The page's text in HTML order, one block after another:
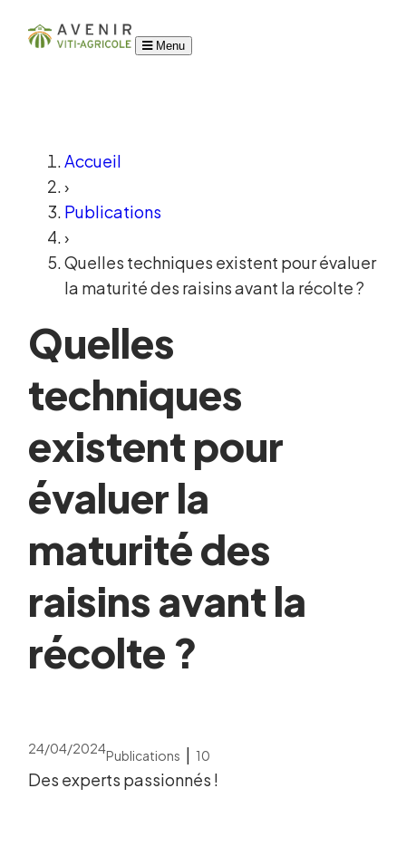
Menu
Accueil
›
Publications
›
Quelles techniques existent pour évaluer
la maturité des raisins avant la récolte ?
Quelles
techniques
existent pour
évaluer la
maturité des
raisins avant la
récolte ?
24/04/2024Publications | 10
Des experts passionnés !